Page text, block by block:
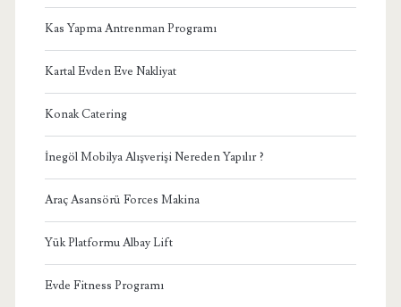
Kas Yapma Antrenman Programı
Kartal Evden Eve Nakliyat
Konak Catering
İnegöl Mobilya Alışverişi Nereden Yapılır ?
Araç Asansörü Forces Makina
Yük Platformu Albay Lift
Evde Fitness Programı